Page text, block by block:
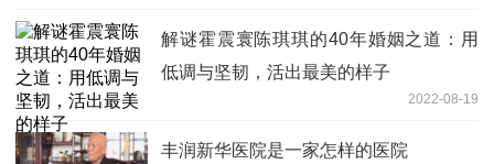
解谜霍震寰陈琪琪的40年婚姻之道：用
低调与坚韧，活出最美的样子
2022-08-19
丰润新华医院是一家怎样的医院